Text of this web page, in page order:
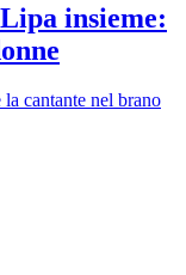
insieme:
cantante nel brano